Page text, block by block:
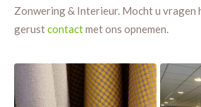
Zonwering & Interieur. Mocht u vragen
gerustcontactmet ons opnemen.